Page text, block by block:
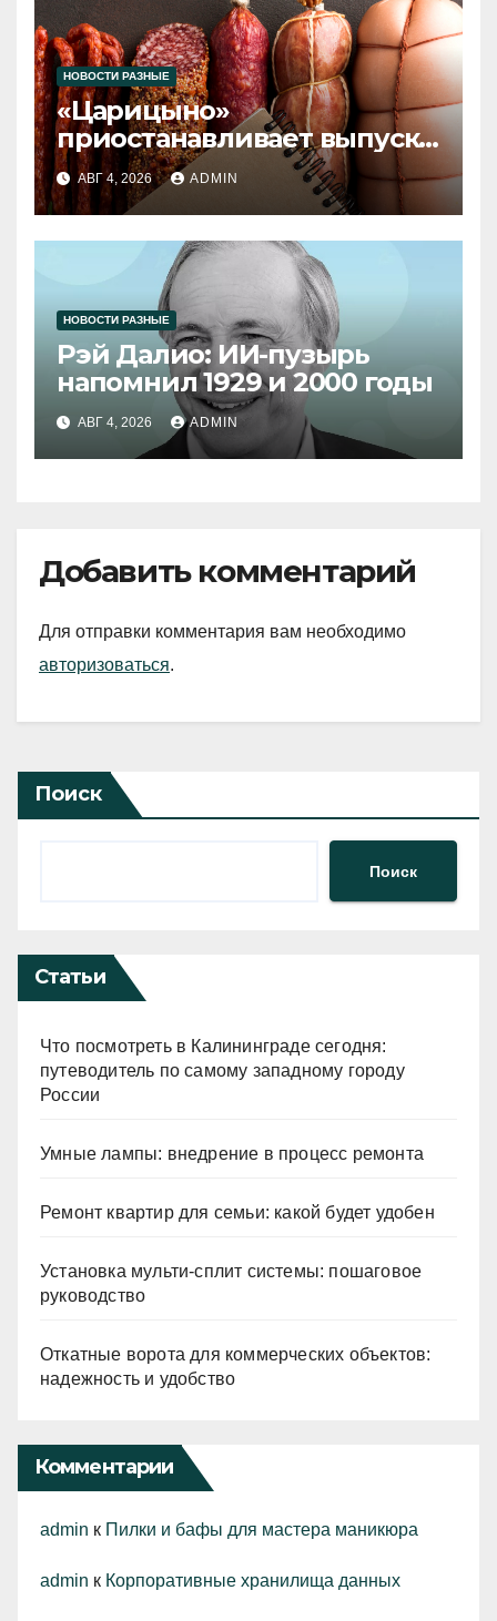
НОВОСТИ РАЗНЫЕ
«Царицыно»
приостанавливает выпуск
продукции
АВГ 4, 2026 ADMIN
НОВОСТИ РАЗНЫЕ
Рэй Далио: ИИ-пузырь
напомнил 1929 и 2000 годы
АВГ 4, 2026 ADMIN
Добавить комментарий
Для отправки комментария вам необходимо
авторизоваться.
Поиск
Поиск
Статьи
Что посмотреть в Калининграде сегодня:
путеводитель по самому западному городу
России
Умные лампы: внедрение в процесс ремонта
Ремонт квартир для семьи: какой будет удобен
Установка мульти-сплит системы: пошаговое
руководство
Откатные ворота для коммерческих объектов:
надежность и удобство
Комментарии
admin к Пилки и бафы для мастера маникюра
admin к Корпоративные хранилища данных